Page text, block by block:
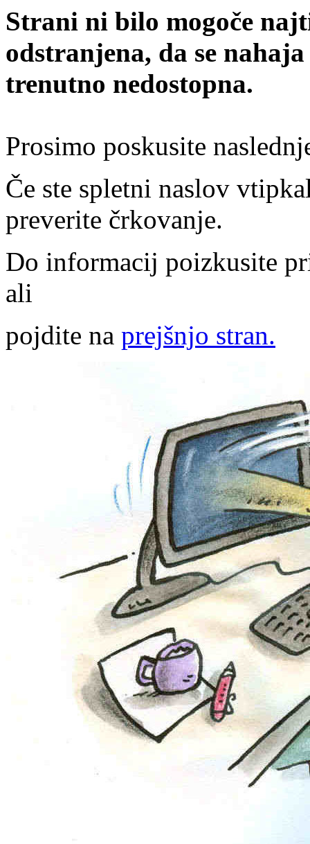
Strani ni bilo mogoče
odstranjena, da se
trenutno nedostopna.
Prosimo poskusite
Če ste spletni naslov
preverite črkovanje.
Do informacij poizkusite
ali
pojdite na prejšnjo stran.